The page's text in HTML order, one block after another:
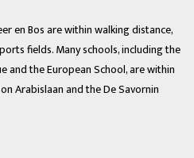
en Bos are within walking distance,
fields. Many schools, including the
and the European School, are within
Arabislaan and the De Savornin